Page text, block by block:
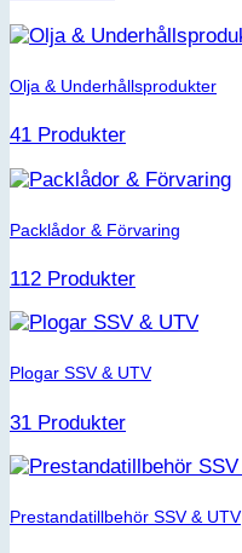
Olja & Underhållsprodukter
41 Produkter
Packlådor & Förvaring
112 Produkter
Plogar SSV & UTV
31 Produkter
Prestandatillbehör SSV & UTV